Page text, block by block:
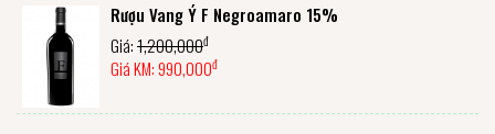
Rượu Vang Ý F Negroamaro 15%
Giá:1,200,000đ
Giá KM:990,000đ